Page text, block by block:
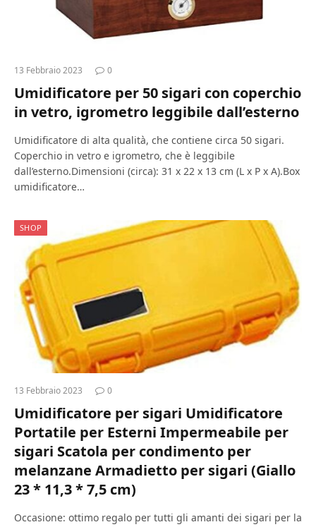
13 Febbraio 2023 0
Umidificatore per 50 sigari con coperchio
in vetro, igrometro leggibile dall’esterno
Umidificatore di alta qualità, che contiene circa 50 sigari.
Coperchio in vetro e igrometro, che è leggibile
dall’esterno.Dimensioni (circa): 31 x 22 x 13 cm (L x P x A).Box
umidificatore…
SHOP
13 Febbraio 2023 0
Umidificatore per sigari Umidificatore
Portatile per Esterni Impermeabile per
sigari Scatola per condimento per
melanzane Armadietto per sigari (Giallo
23 * 11,3 * 7,5 cm)
Occasione: ottimo regalo per tutti gli amanti dei sigari per la